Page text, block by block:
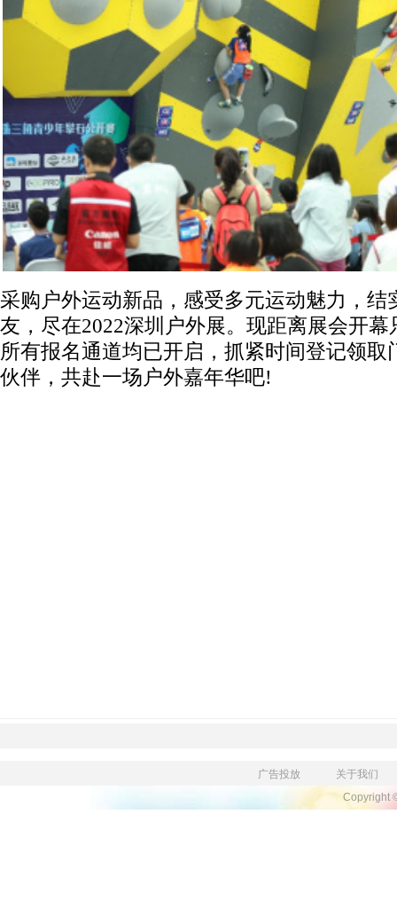
采购户外运动新品，感受多元运动魅力，结
友，尽在2022深圳户外展。现距离展会开幕
所有报名通道均已开启，抓紧时间登记领取
伙伴，共赴一场户外嘉年华吧!
广告投放
关于我们
Copyright